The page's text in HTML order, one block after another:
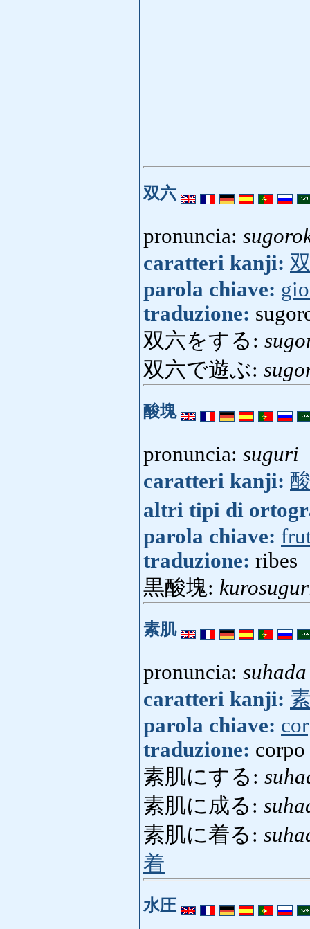
双六
pronuncia:
caratteri kanji:
parola chiave:
traduzione:
双六をする:
双六で遊ぶ:
酸塊
pronuncia: suguri
caratteri kanji:
altri tipi di
parola chiave:
traduzione: ribes
黒酸塊:
素肌
pronuncia: suhada
caratteri kanji:
parola chiave:
traduzione:
素肌にする:
素肌に成る:
素肌に着る:
着
水圧